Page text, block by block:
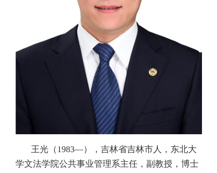
王光（1983—），吉林省吉林市人，东北大
学文法学院公共事业管理系主任，副教授，博士